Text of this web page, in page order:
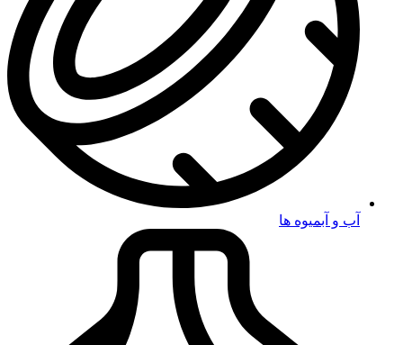
آب و آبمیوه ها